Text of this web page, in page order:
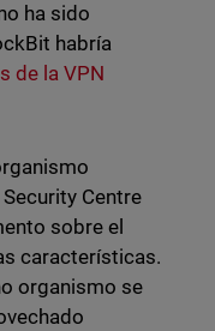
ha sido
habría
de la VPN
Centre
sobre el
características.
organismo se